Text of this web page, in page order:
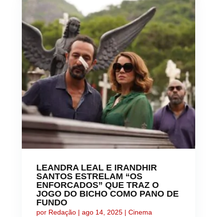
LEANDRA LEAL E IRANDHIR
SANTOS ESTRELAM “OS
ENFORCADOS” QUE TRAZ O
JOGO DO BICHO COMO PANO DE
FUNDO
por Redação| ago 14, 2025| Cinema